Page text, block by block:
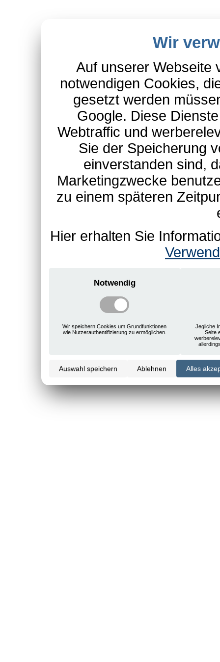
Wir
Auf unserer Webseite
notwendigen Cookies,
gesetzt werden
Google. Diese
Webtraffic und
Sie der Speicherung
einverstanden sind,
Marketingzwecke
zu einem späteren
Hier erhalten Sie
Notwendig
Wir speichern Cookies um Grundfunktionen
wie Nutzerauthentifizierung zu ermöglichen.
Jegliche
Seite
Auswahl speichern Ablehnen Alles